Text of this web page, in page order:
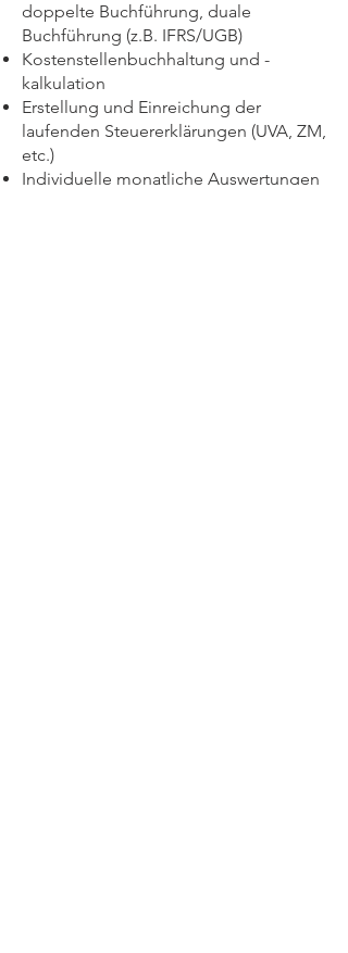
doppelte Buchführung, duale
Buchführung (z.B. IFRS/UGB)
Kostenstellenbuchhaltung und -
kalkulation
Erstellung und Einreichung der
laufenden Steuererklärungen (UVA, ZM,
etc.)
Individuelle monatliche Auswertungen